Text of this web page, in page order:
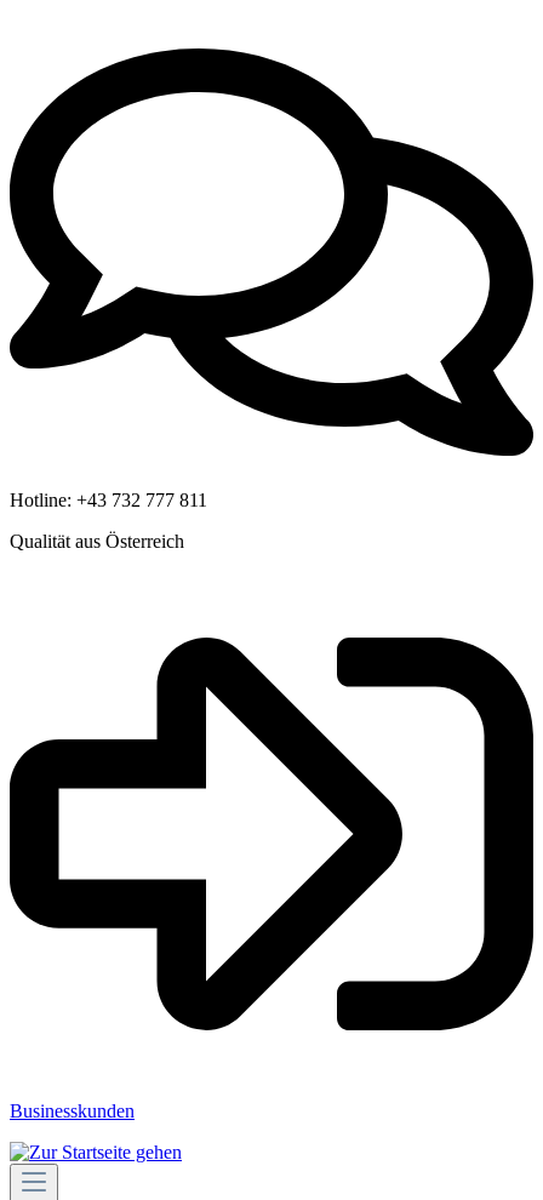
Hotline: +43 732 777 811
Qualität aus Österreich
Businesskunden